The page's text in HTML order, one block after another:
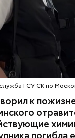
ГСУ СК по
к